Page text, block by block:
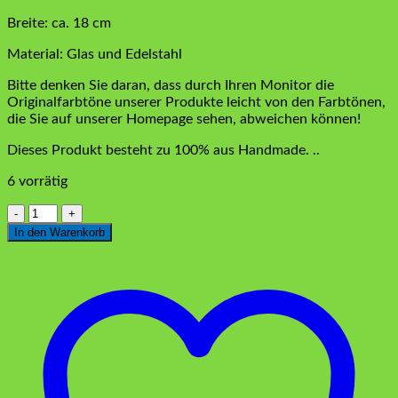
Breite: ca. 18 cm
Material: Glas und Edelstahl
Bitte denken Sie daran, dass durch Ihren Monitor die
Originalfarbtöne unserer Produkte leicht von den Farbtönen,
die Sie auf unserer Homepage sehen, abweichen können!
Dieses Produkt besteht zu 100% aus Handmade. ..
6 vorrätig
Pyramidenbox
Silber
mittel
In den Warenkorb